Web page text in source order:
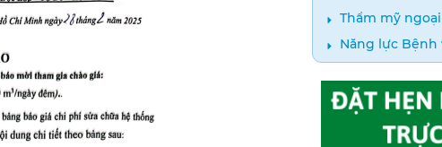
Thẩm mỹ
Năng lực Bệnh